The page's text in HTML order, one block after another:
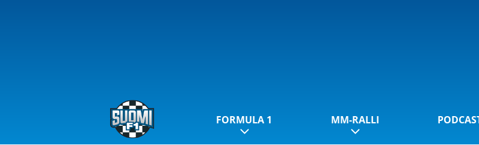
FORMULA 1 MM-RALLI